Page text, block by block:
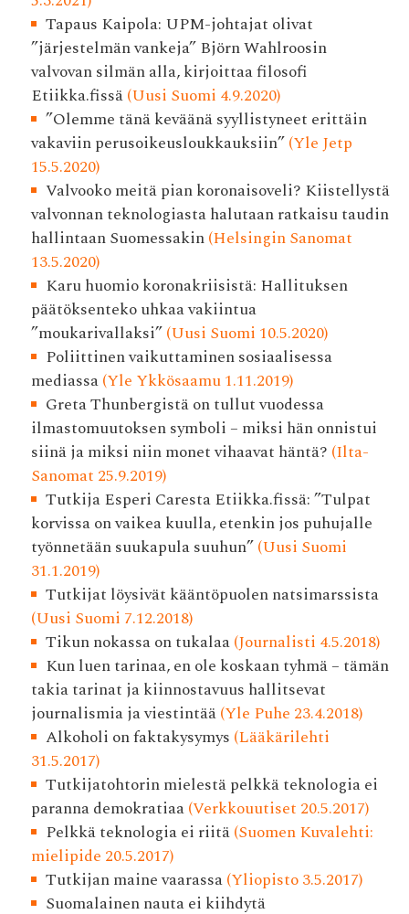
Tapaus Kaipola: UPM-johtajat olivat
”järjestelmän vankeja” Björn Wahlroosin
valvovan silmän alla, kirjoittaa filosofi
Etiikka.fissä(Uusi Suomi 4.9.2020)
”Olemme tänä keväänä syyllistyneet erittäin
vakaviin perusoikeusloukkauksiin”(Yle Jetp
15.5.2020)
Valvooko meitä pian korona­isoveli? Kiistellystä
valvonnan teknologiasta halutaan ratkaisu taudin
hallintaan Suomessakin(Helsingin Sanomat
13.5.2020)
Karu huomio koronakriisistä: Hallituksen
päätöksenteko uhkaa vakiintua
”moukarivallaksi”(Uusi Suomi 10.5.2020)
Poliittinen vaikuttaminen sosiaalisessa
mediassa(Yle Ykkösaamu 1.11.2019)
Greta Thunbergistä on tullut vuodessa
ilmastomuutoksen symboli – miksi hän onnistui
siinä ja miksi niin monet vihaavat häntä? (Ilta-
Sanomat 25.9.2019)
Tutkija Esperi Caresta Etiikka.fissä: ”Tulpat
korvissa on vaikea kuulla, etenkin jos puhujalle
työnnetään suukapula suuhun”(Uusi Suomi
31.1.2019)
Tutkijat löysivät kääntöpuolen natsimarssista
(Uusi Suomi 7.12.2018)
Tikun nokassa on tukalaa(Journalisti 4.5.2018)
Kun luen tarinaa, en ole koskaan tyhmä – tämän
takia tarinat ja kiinnostavuus hallitsevat
journalismia ja viestintää(Yle Puhe 23.4.2018)
Alkoholi on faktakysymys (Lääkärilehti
31.5.2017)
Tutkijatohtorin mielestä pelkkä teknologia ei
paranna demokratiaa(Verkkouutiset 20.5.2017)
Pelkkä teknologia ei riitä(Suomen Kuvalehti:
mielipide 20.5.2017)
Tutkijan maine vaarassa(Yliopisto 3.5.2017)
Suomalainen nauta ei kiihdytä